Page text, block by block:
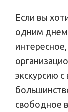
Если вы
одним днем
экскурсию
свободное